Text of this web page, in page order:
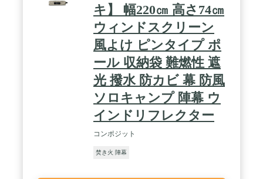
キ】 幅220㎝ 高さ74㎝
ウィンドスクリーン
風よけ ピンタイプ ポ
ール 収納袋 難燃性 遮
光 撥水 防カビ 幕 防風
ソロキャンプ 陣幕 ウ
インドリフレクター
コンポジット
焚き火 陣幕